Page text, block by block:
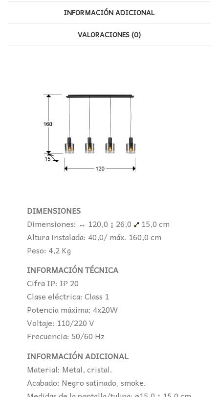
INFORMACIÓN ADICIONAL
VALORACIONES (0)
DIMENSIONES
Dimensiones: ↔ 120,0 ↨ 26,0
15,0 cm
Altura instalada: 40,0/ máx. 160,0 cm
Peso: 4,2 Kg
INFORMACIÓN TÉCNICA
Cifra IP: IP 20
Clase eléctrica: Class 1
Potencia máxima: 4x20W
Voltaje: 110/220 V
Frecuencia: 50/60 Hz
INFORMACIÓN ADICIONAL
Material: Metal, cristal.
Acabado: Negro satinado, smoke.